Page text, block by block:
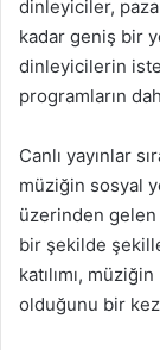
dinleyiciler,
kadar geniş bir
dinleyicilerin
programların
Canlı yayınlar
müziğin sosyal
üzerinden
bir şekilde
katılımı,
olduğunu bir